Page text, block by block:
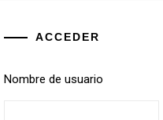
ACCEDER
Nombre de usuario